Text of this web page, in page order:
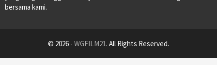
bersama kami.
© 2026 - WGFILM21. All Rights Reserved.